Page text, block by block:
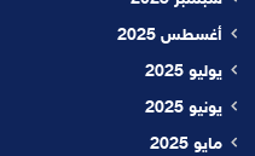
أغسطس 2025
يوليو 2025
يونيو 2025
مايو 2025